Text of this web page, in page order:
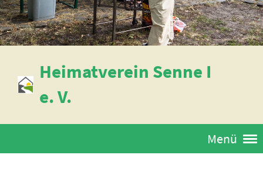
Heimatverein Senne I
e. V.
Menü